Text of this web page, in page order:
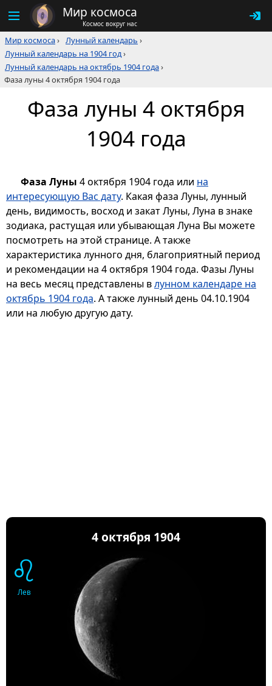
Мир космоса
Космос вокруг нас
Мир космоса› Лунный календарь ›
Лунный календарь на 1904 год›
Лунный календарь на октябрь 1904 года›
Фаза луны 4 октября 1904 года
Фаза луны 4 октября
1904 года
Фаза Луны 4 октября 1904 года или на
интересующую Вас дату. Какая фаза Луны, лунный
день, видимость, восход и закат Луны, Луна в знаке
зодиака, растущая или убывающая Луна Вы можете
посмотреть на этой странице. А также
характеристика лунного дня, благоприятный период
и рекомендации на 4 октября 1904 года. Фазы Луны
на весь месяц представлены влунном календаре на
октябрь 1904 года. А также лунный день 04.10.1904
или на любую другую дату.
4 октября 1904
♌
Лев